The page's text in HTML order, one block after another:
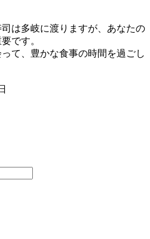
は多岐に渡りますが、あなたの
です。
て、豊かな食事の時間を過ごし